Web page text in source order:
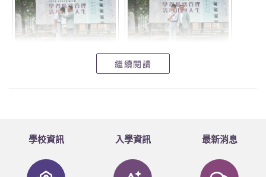
繼續閱讀
學校資訊 入學資訊 最新消息